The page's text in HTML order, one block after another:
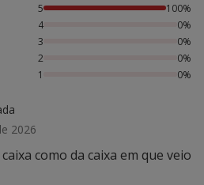
com 5 estrelas,
5
100%
4
0%
3
0%
2
0%
1
0%
2026
como da caixa em que veio